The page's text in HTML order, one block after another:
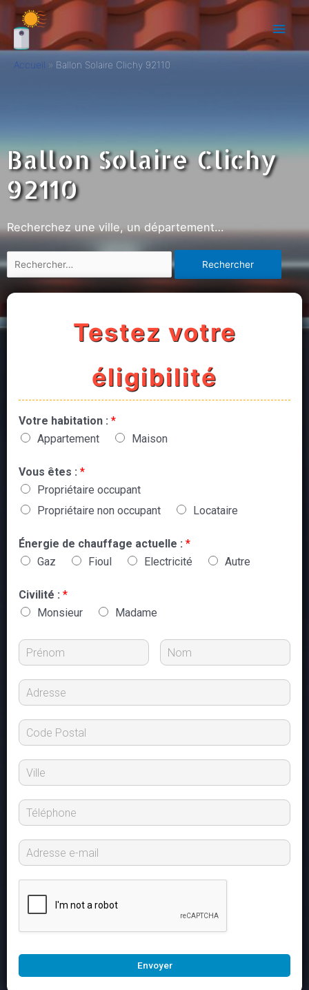
Accueil Ballon Solaire Clichy 92110
Ballon Solaire Clichy
92110
Recherchez une ville, un département…
Testez votre
éligibilité
Votre habitation : *
Appartement
Maison
Vous êtes : *
Propriétaire occupant
Propriétaire non occupant
Locataire
Énergie de chauffage actuelle : *
Gaz
Fioul Electricité Autre
Civilité : *
Monsieur
Madame
Envoyer